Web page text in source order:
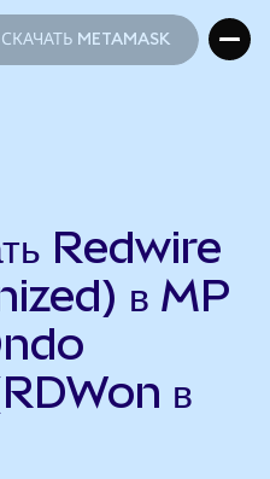
СКАЧАТЬ METAMASK
Redwire
в MP
в